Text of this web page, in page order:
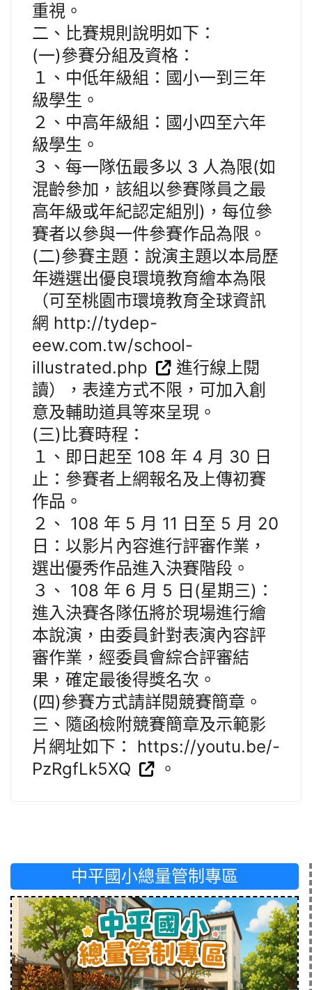
重視。
二、比賽規則說明如下：
(一)參賽分組及資格：
１、中低年級組：國小一到三年
級學生。
２、中高年級組：國小四至六年
級學生。
３、每一隊伍最多以 3 人為限(如
混齡參加，該組以參賽隊員之最
高年級或年紀認定組別)，每位參
賽者以參與一件參賽作品為限。
(二)參賽主題：說演主題以本局歷
年遴選出優良環境教育繪本為限
（可至桃園市環境教育全球資訊
網 http://tydep-
eew.com.tw/school-
illustrated.php
進行線上閱
讀），表達方式不限，可加入創
意及輔助道具等來呈現。
(三)比賽時程：
１、即日起至 108 年 4 月 30 日
止：參賽者上網報名及上傳初賽
作品。
２、 108 年 5 月 11 日至 5 月 20
日：以影片內容進行評審作業，
選出優秀作品進入決賽階段。
３、 108 年 6 月 5 日(星期三)：
進入決賽各隊伍將於現場進行繪
本說演，由委員針對表演內容評
審作業，經委員會綜合評審結
果，確定最後得獎名次。
(四)參賽方式請詳閱競賽簡章。
三、隨函檢附競賽簡章及示範影
片網址如下： https://youtu.be/-
PzRgfLk5XQ
。
中平國小總量管制專區